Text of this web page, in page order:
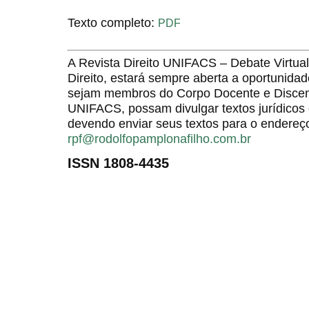
Texto completo: PDF
A Revista Direito UNIFACS – Debate
Direito, estará sempre aberta a
sejam membros do Corpo Docente e
UNIFACS, possam divulgar textos
devendo enviar seus textos para o
rpf@rodolfopamplonafilho.com.br
ISSN 1808-4435